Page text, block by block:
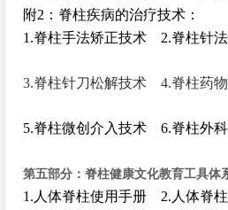
附2：脊柱疾病的治疗技术：
1.脊柱手法矫正技术 2.脊柱针
3.脊柱针刀松解技术 4.脊柱药
5.脊柱微创介入技术 6.脊柱外
第五部分：脊柱健康文化教育工具体
1.人体脊柱使用手册 2.人体脊